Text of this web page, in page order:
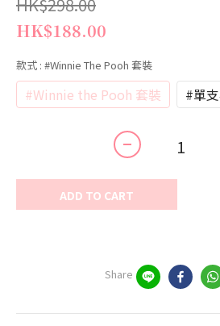
HK$188.00
款式 : #Winnie The Pooh 套裝
#Winnie the Pooh 套裝 #單
ADD TO CART
Share